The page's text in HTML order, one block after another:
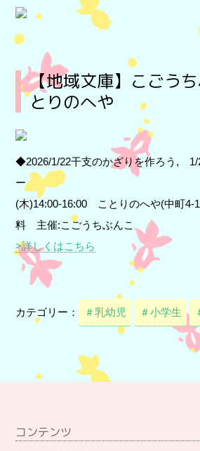
【地域文庫】こごう
とりのへや
◆2026/1/22干支のかざりを作ろう, 1/
ー
(木)14:00-16:00 ことりのへや(中町
料 主催:こごうちぶんこ
>詳しくはこちら
カテゴリー： ＃乳幼児 ＃小学生
コンテンツ